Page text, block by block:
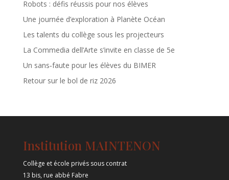
Robots : défis réussis pour nos élèves
Une journée d’exploration à Planète Océan
Les talents du collège sous les projecteurs
La Commedia dell’Arte s’invite en classe de 5e
Un sans‑faute pour les élèves du BIMER
Retour sur le bol de riz 2026
Institution MAINTENON
Collège et école privés sous contrat
13 bis, rue abbé Fabre